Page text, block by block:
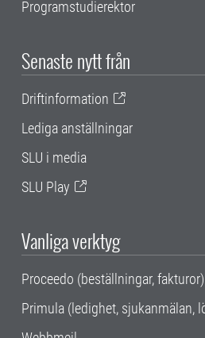
Programstudierektor
Senaste nytt från
Driftinformation
Lediga anställningar
SLU i media
SLU Play
Vanliga verktyg
Proceedo (beställningar, fakturor)
Primula (ledighet, sjukanmälan,